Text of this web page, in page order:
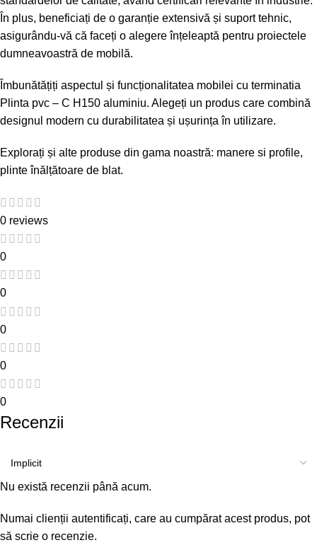
În plus, beneficiați de o garanție extensivă și suport tehnic,
asigurându-vă că faceți o alegere înțeleaptă pentru proiectele
dumneavoastră de mobilă.
Îmbunătățiți aspectul și funcționalitatea mobilei cu terminatia
Plinta pvc – C H150 aluminiu. Alegeți un produs care combină
designul modern cu durabilitatea și ușurința în utilizare.
Explorați și alte produse din gama noastră: manere si profile,
plinte înălțătoare de blat.
0 reviews
0
0
0
0
0
Recenzii
Nu există recenzii până acum.
Numai clienții autentificați, care au cumpărat acest produs, pot
să scrie o recenzie.